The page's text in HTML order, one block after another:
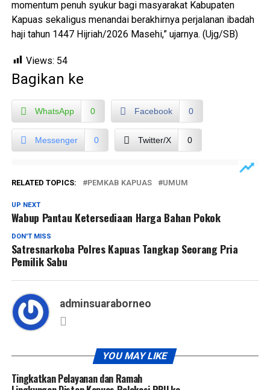
momentum penuh syukur bagi masyarakat Kabupaten
Kapuas sekaligus menandai berakhirnya perjalanan ibadah
haji tahun 1447 Hijriah/2026 Masehi,” ujarnya. (Ujg/SB)
Views: 54
Bagikan ke
WhatsApp 0 Facebook 0
Messenger 0 Twitter/X 0
RELATED TOPICS: PEMKAB KAPUAS UMUM
UP NEXT
Wabup Pantau Ketersediaan Harga Bahan Pokok
DON'T MISS
Satresnarkoba Polres Kapuas Tangkap Seorang Pria
Pemilik Sabu
adminsuaraborneo
YOU MAY LIKE
Tingkatkan Pelayanan dan Ramah